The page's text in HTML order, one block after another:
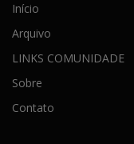
Início
Arquivo
LINKS COMUNIDADE
Sobre
Contato